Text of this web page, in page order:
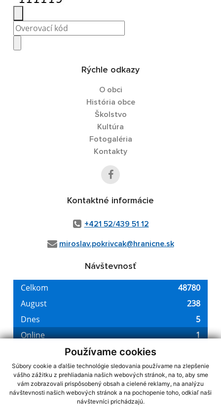
Používame cookies
Súbory cookie a ďalšie technológie sledovania používame na zlepšenie
vášho zážitku z prehliadania našich webových stránok, na to, aby sme
vám zobrazovali prispôsobený obsah a cielené reklamy, na analýzu
návštevnosti našich webových stránok a na pochopenie toho, odkiaľ naši
návštevníci prichádzajú.
Rýchle odkazy
O obci
História obce
Školstvo
Kultúra
Fotogaléria
Kontakty
Kontaktné informácie
+421 52/439 51 12
miroslav.pokrivcak@hranicne.sk
Návštevnosť
využite možnosť získavania aktuálnych informácií s využitím RSS
CMS systém (redakčný) systém ECHELON 2,Mapa stránok,web portál
webex.digital, s.r.o.,domény,registrácia domény